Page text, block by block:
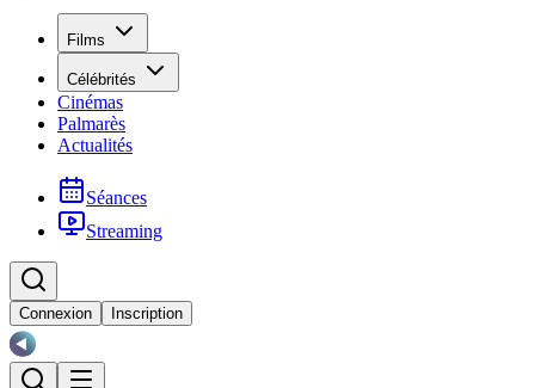
Films
Célébrités
Cinémas
Palmarès
Actualités
Séances
Streaming
Connexion Inscription